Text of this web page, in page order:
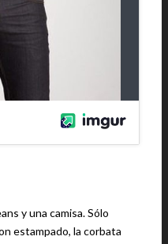
y una camisa. Sólo
estampado, la corbata